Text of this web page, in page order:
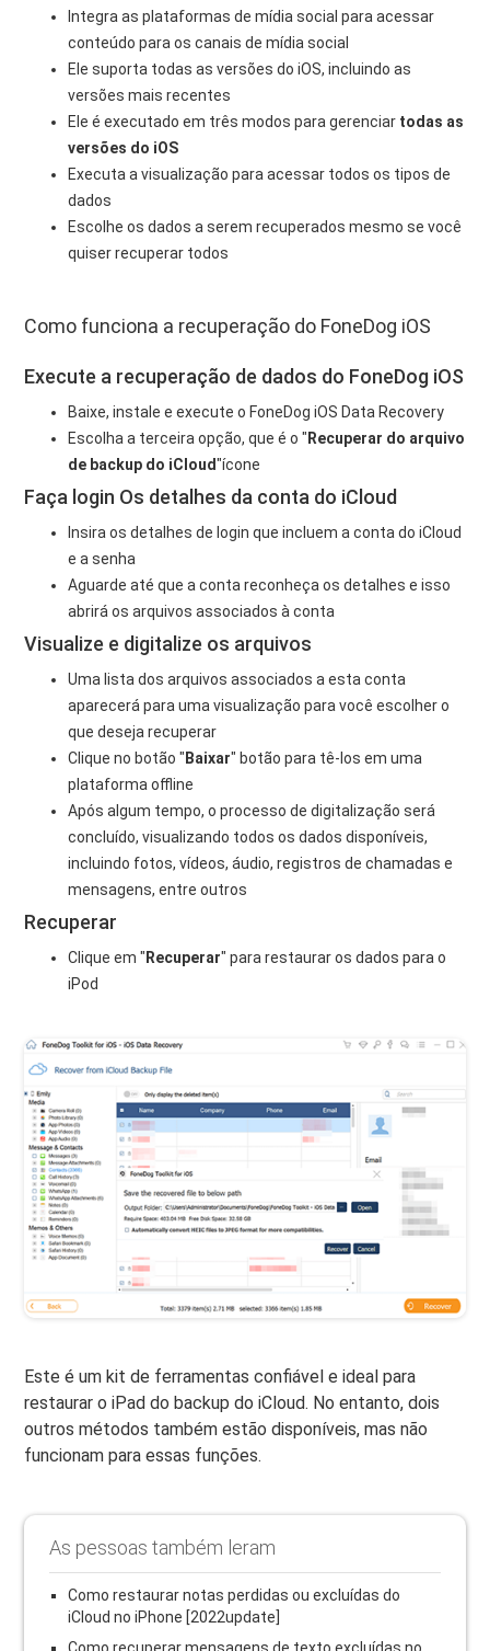
Integra as plataformas de mídia social para acessar
conteúdo para os canais de mídia social
Ele suporta todas as versões do iOS, incluindo as
versões mais recentes
Ele é executado em três modos para gerenciar todas as
versões do iOS
Executa a visualização para acessar todos os tipos de
dados
Escolhe os dados a serem recuperados mesmo se você
quiser recuperar todos
Como funciona a recuperação do FoneDog iOS
Execute a recuperação de dados do FoneDog iOS
Baixe, instale e execute o FoneDog iOS Data Recovery
Escolha a terceira opção, que é o " Recuperar do arquivo
de backup do iCloud"ícone
Faça login Os detalhes da conta do iCloud
Insira os detalhes de login que incluem a conta do iCloud
e a senha
Aguarde até que a conta reconheça os detalhes e isso
abrirá os arquivos associados à conta
Visualize e digitalize os arquivos
Uma lista dos arquivos associados a esta conta
aparecerá para uma visualização para você escolher o
que deseja recuperar
Clique no botão " Baixar" botão para tê-los em uma
plataforma offline
Após algum tempo, o processo de digitalização será
concluído, visualizando todos os dados disponíveis,
incluindo fotos, vídeos, áudio, registros de chamadas e
mensagens, entre outros
Recuperar
Clique em " Recuperar" para restaurar os dados para o
iPod
Este é um kit de ferramentas confiável e ideal para
restaurar o iPad do backup do iCloud. No entanto, dois
outros métodos também estão disponíveis, mas não
funcionam para essas funções.
As pessoas também leram
Como restaurar notas perdidas ou excluídas do
iCloud no iPhone [2022update]